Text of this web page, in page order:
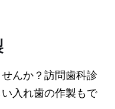
んか？訪問歯科診
入れ歯の作製もで